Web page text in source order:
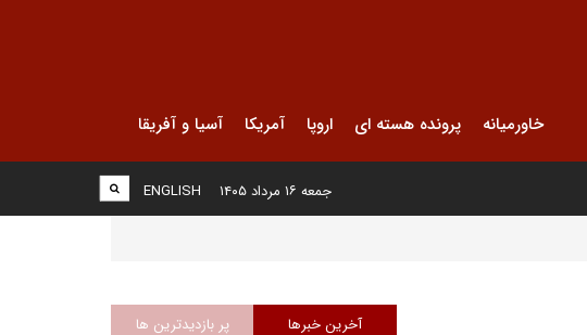
خاورمیانه پرونده هسته ای اروپا آمریکا آسیا و آفریقا
ENGLISH جمعه ۱۶ مرداد ۱۴۰۵
آخرین خبرها پر بازدیدترین ها